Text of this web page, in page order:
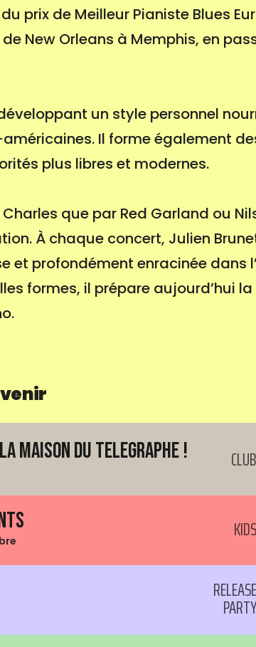
prix de Meilleur Pianiste Blues
New Orleans à Memphis, en
un style personnel
Il forme également
plus libres et modernes.
que par Red Garland ou
À chaque concert, Julien
et profondément enracinée dans
formes, il prépare aujourd’hui la
Maison du Telegraphe ! CLUB
KIDS
RELEASE
PARTY